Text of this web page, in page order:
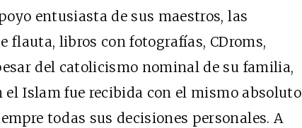
entusiasta de sus maestros, las
flauta, libros con fotografías, CDroms,
del catolicismo nominal de su familia,
Islam fue recibida con el mismo absoluto
todas sus decisiones personales. A